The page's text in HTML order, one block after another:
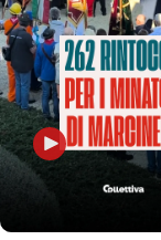
Archivio
Storico
1955-
2014
Cerca